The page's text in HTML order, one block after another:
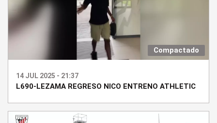
Compactado
14 JUL 2025 - 21:37
L690-LEZAMA REGRESO NICO ENTRENO ATHLETIC